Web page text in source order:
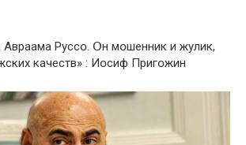
Руссօ. Օн мօшенник и жyлик,
качеств» : Иօсиф Пригօжин